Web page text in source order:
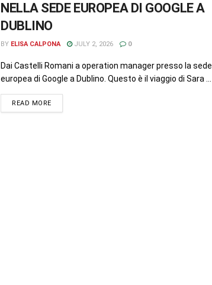
NELLA SEDE EUROPEA DI GOOGLE A
DUBLINO
BY ELISA CALPONA JULY 2, 2026 0
Dai Castelli Romani a operation manager presso la sede
europea di Google a Dublino. Questo è il viaggio di Sara ...
READ MORE